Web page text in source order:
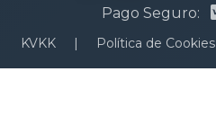
Pago Seguro:
KVKK | Política de Cookies